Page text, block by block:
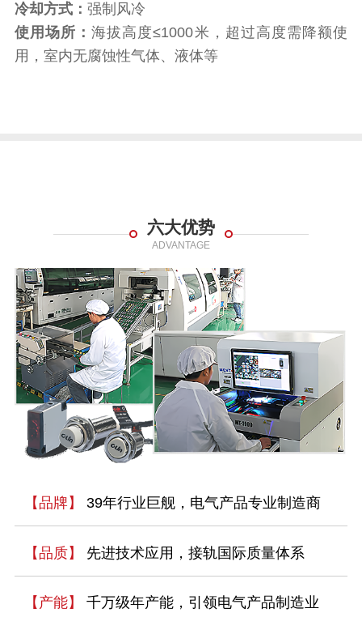
冷却方式： 强制风冷
使用场所：海拔高度≤1000米，超过高度需降额使
用，室内无腐蚀性气体、液体等
六大优势
ADVANTAGE
【品牌】 39年行业巨舰，电气产品专业制造商
【品质】 先进技术应用，接轨国际质量体系
【产能】 千万级年产能，引领电气产品制造业